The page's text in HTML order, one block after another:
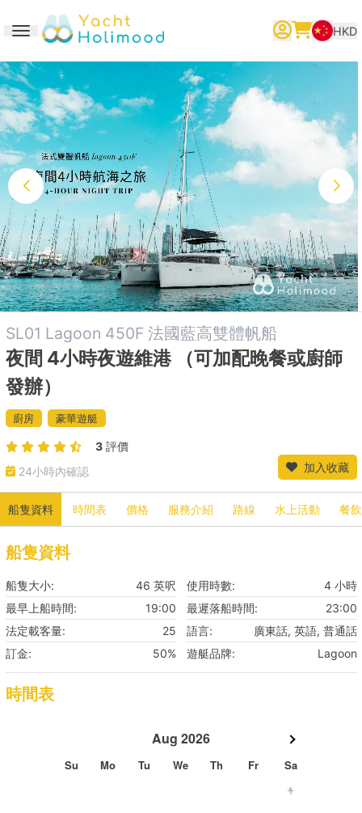
Toggle navigation
繁體中文 English 简体中文
HKD
SL01 Lagoon 450F 法國藍高雙體帆船
夜間 4小時夜遊維港 （可加配晚餐或廚師
發辦）
廚房 豪華遊艇
3 評價
24小時內確認
加入收藏
船隻資料 時間表 價格 服務介紹 路線 水上活動 餐飲
船隻資料
船隻大小: 46 英呎 使用時數:
4 小時
最早上船時間:
19:00 最遲落船時間:
23:00
法定載客量:
25 語言:
廣東話, 英語, 普通話
訂金:
50% 遊艇品牌: Lagoon
時間表
Aug 2026
Su Mo Tu We Th Fr
Sa
1